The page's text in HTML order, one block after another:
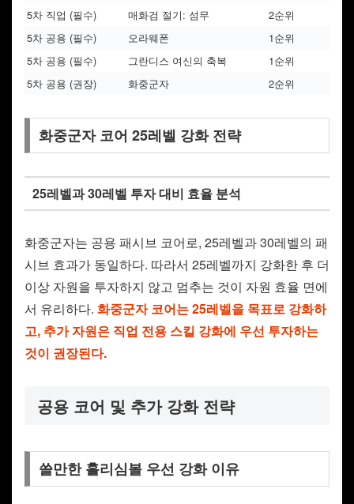
5차 직업 (필수)
매화검 절기: 섬무
2순위
5차 공용 (필수)
오라웨폰
1순위
5차 공용 (필수)
그란디스 여신의 축복
1순위
5차 공용 (권장)
화중군자 2순위
화중군자 코어 25레벨 강화 전략
25레벨과 30레벨 투자 대비 효율 분석
화중군자는 공용 패시브 코어로, 25레벨과 30레벨의 패
시브 효과가 동일하다. 따라서 25레벨까지 강화한 후 더
이상 자원을 투자하지 않고 멈추는 것이 자원 효율 면에
서 유리하다. 화중군자 코어는 25레벨을 목표로 강화하
고, 추가 자원은 직업 전용 스킬 강화에 우선 투자하는
것이 권장된다.
공용 코어 및 추가 강화 전략
쓸만한 홀리심볼 우선 강화 이유